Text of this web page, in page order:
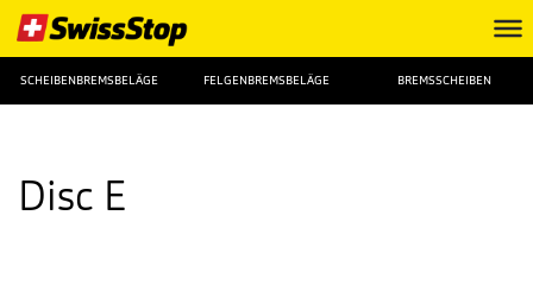
SCHEIBENBREMSBELÄGE FELGENBREMSBELÄGE BREMSSCHEIBEN
Disc E